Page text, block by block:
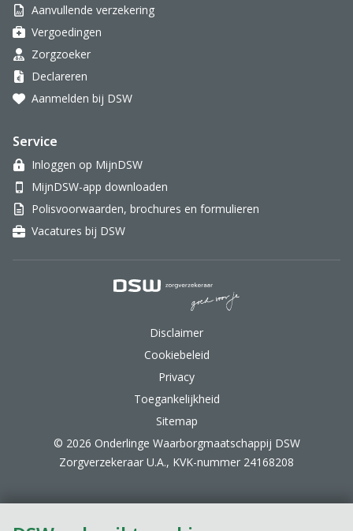
Aanvullende verzekering
Vergoedingen
Zorgzoeker
Declareren
Aanmelden bij DSW
Service
Inloggen op MijnDSW
MijnDSW-app downloaden
Polisvoorwaarden, brochures en formulieren
Vacatures bij DSW
Disclaimer
Cookiebeleid
Privacy
Toegankelijkheid
Sitemap
© 2026 Onderlinge Waarborgmaatschappij DSW
Zorgverzekeraar U.A., KVK-nummer 24168208